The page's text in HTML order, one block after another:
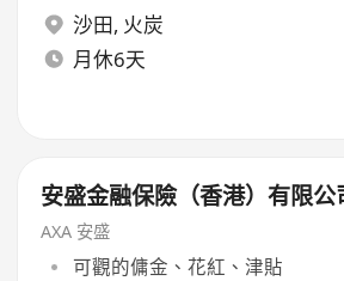
沙田, 火炭
月休6天
安盛金融保險（香港）有限公
AXA 安盛
可觀的傭金、花紅、津貼